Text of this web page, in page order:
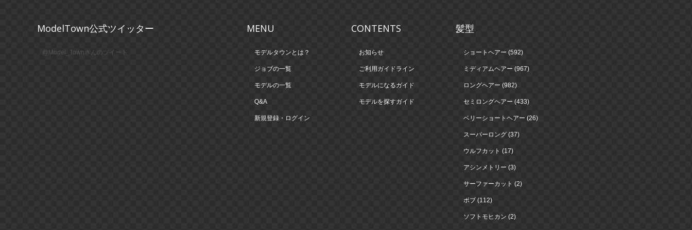
ModelTown公式ツイッター
@Model_Townさんのツイート
MENU
モデルタウンとは？
ジョブの一覧
モデルの一覧
Q&A
新規登録・ログイン
CONTENTS
お知らせ
ご利用ガイドライン
モデルになるガイド
モデルを探すガイド
髪型
ショートヘアー (592)
ミディアムヘアー (967)
ロングヘアー (982)
セミロングヘアー (433)
ベリーショートヘアー (26)
スーパーロング (37)
ウルフカット (17)
アシンメトリー (3)
サーファーカット (2)
ボブ (112)
ソフトモヒカン (2)